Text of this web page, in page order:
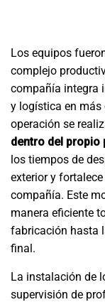
Los equipos
complejo
compañía integra
y logística en más
operación se
dentro del propio
los tiempos de
exterior y
compañía. Este
manera eficiente
fabricación hasta
final.
La instalación de
supervisión de